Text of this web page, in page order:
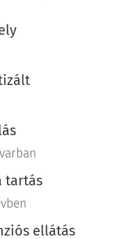
tartás
ellátás